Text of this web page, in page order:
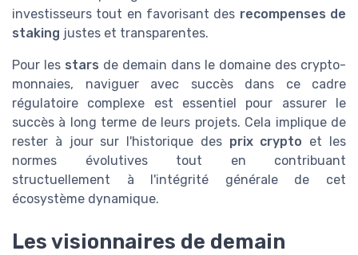
investisseurs tout en favorisant des recompenses de
staking justes et transparentes.
Pour les stars de demain dans le domaine des crypto-
monnaies, naviguer avec succès dans ce cadre
régulatoire complexe est essentiel pour assurer le
succès à long terme de leurs projets. Cela implique de
rester à jour sur l'historique des prix crypto et les
normes évolutives tout en contribuant
structuellement à l'intégrité générale de cet
écosystème dynamique.
Les visionnaires de demain